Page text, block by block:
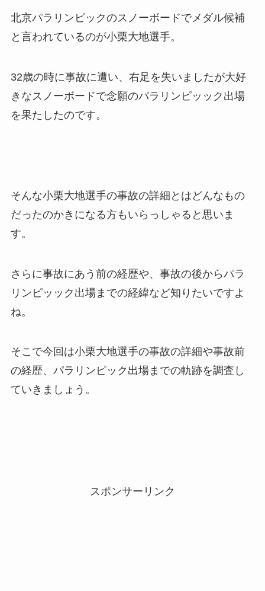
北京パラリンピックのスノーボードでメダル候補
と言われているのが小栗大地選手。
32歳の時に事故に遭い、右足を失いましたが大好
きなスノーボードで念願のパラリンピッック出場
を果たしたのです。
そんな小栗大地選手の事故の詳細とはどんなもの
だったのかきになる方もいらっしゃると思いま
す。
さらに事故にあう前の経歴や、事故の後からパラ
リンピッック出場までの経緯など知りたいですよ
ね。
そこで今回は小栗大地選手の事故の詳細や事故前
の経歴、パラリンピック出場までの軌跡を調査し
ていきましょう。
スポンサーリンク